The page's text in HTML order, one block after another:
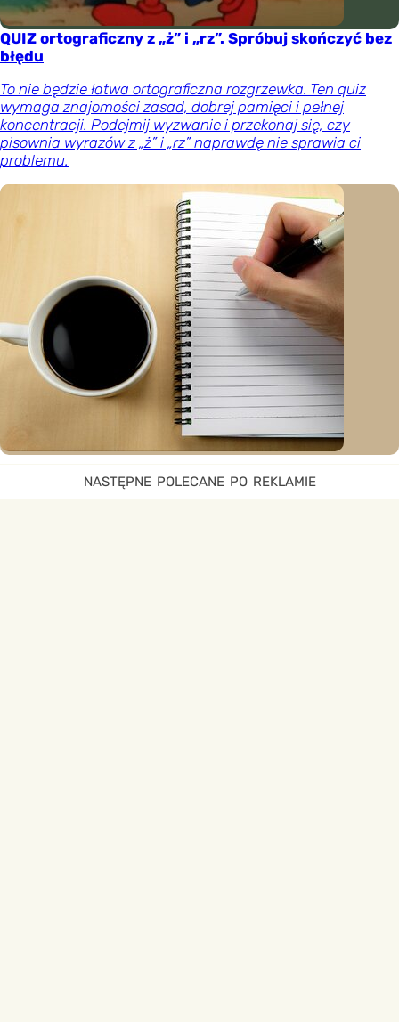
QUIZ ortograficzny z „ż” i „rz”. Spróbuj skończyć bez
błędu
To nie będzie łatwa ortograficzna rozgrzewka. Ten quiz
wymaga znajomości zasad, dobrej pamięci i pełnej
koncentracji. Podejmij wyzwanie i przekonaj się, czy
pisownia wyrazów z „ż” i „rz” naprawdę nie sprawia ci
problemu.